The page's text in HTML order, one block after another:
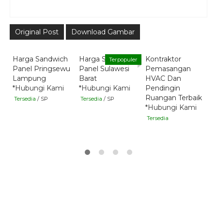
Original Post Download Gambar
Harga Sandwich
Panel Pringsewu
Lampung
*Hubungi Kami
Tersedia / SP
Terpopuler
Harga Sandwich
Panel Sulawesi
Barat
*Hubungi Kami
Tersedia / SP
Kontraktor
Pemasangan
HVAC Dan
Pendingin
Ruangan Terbaik
*Hubungi Kami
Tersedia